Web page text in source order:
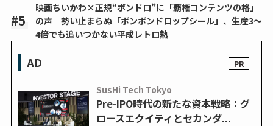
映画ちいかわ×正規“ボンドロ”に「覇権コンテンツの格」
の声 勢い止まらぬ「ボンボンドロップシール」、生産3～
4倍でも追いつかない平成レトロ熱
AD
SusHi Tech Tokyo
Pre-IPO時代の新たな資本戦略：グ
ロースエクイティとセカンダ...